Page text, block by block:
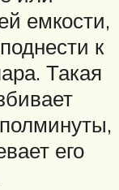
емкости,
к
Такая
его